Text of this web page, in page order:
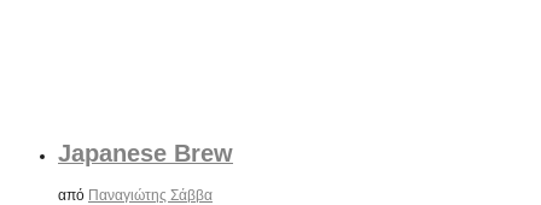
Japanese Brew
από Παναγιώτης Σάββα